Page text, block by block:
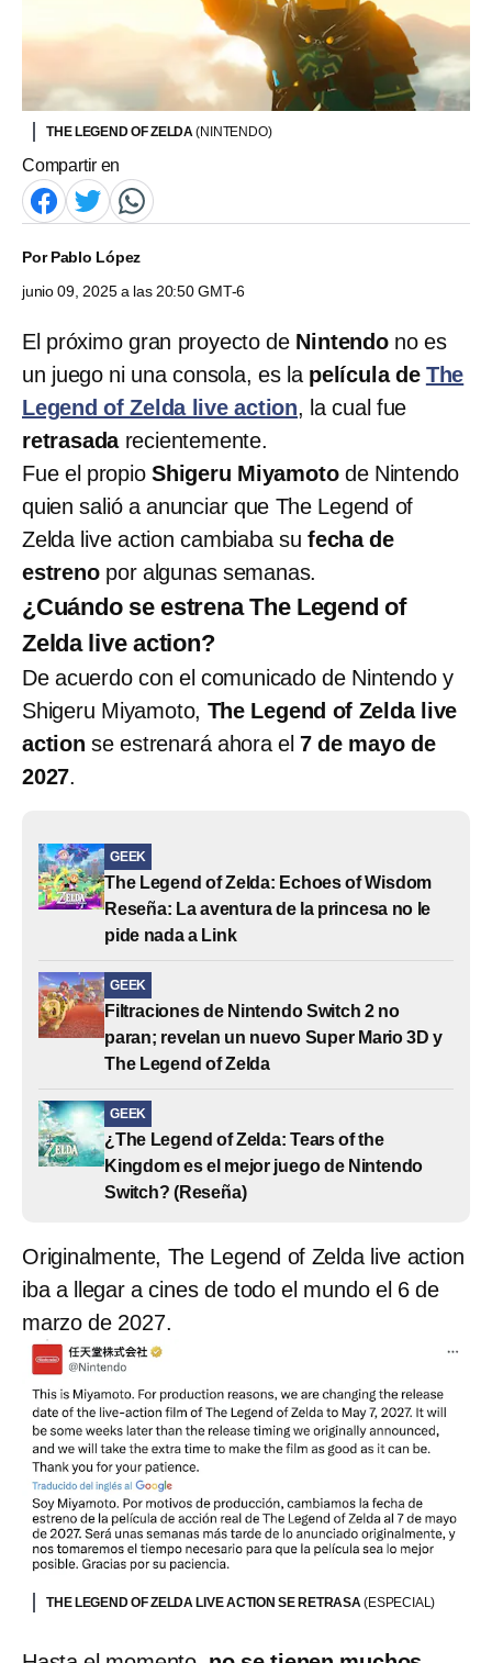
THE LEGEND OF ZELDA(NINTENDO)
Compartir en
PorPablo López
junio 09, 2025 a las 20:50 GMT-6
El próximo gran proyecto de Nintendono es
un juego ni una consola, es la película de The
Legend of Zelda live action, la cual fue
retrasadarecientemente.
Fue el propio Shigeru Miyamotode Nintendo
quien salió a anunciar que The Legend of
Zelda live action cambiaba su fecha de
estrenopor algunas semanas.
¿Cuándo se estrena The Legend of
Zelda live action?
De acuerdo con el comunicado de Nintendo y
Shigeru Miyamoto, The Legend of Zelda live
action se estrenará ahora el7 de mayo de
2027.
GEEK
The Legend of Zelda: Echoes of Wisdom
Reseña: La aventura de la princesa no le
pide nada a Link
GEEK
Filtraciones de Nintendo Switch 2 no
paran; revelan un nuevo Super Mario 3D y
The Legend of Zelda
GEEK
¿The Legend of Zelda: Tears of the
Kingdom es el mejor juego de Nintendo
Switch? (Reseña)
Originalmente, The Legend of Zelda live action
iba a llegar a cines de todo el mundo el 6 de
marzo de 2027.
THE LEGEND OF ZELDA LIVE ACTION SE RETRASA(ESPECIAL)